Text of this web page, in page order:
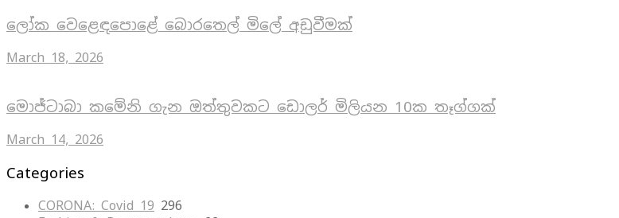
ලෝක වෙළෙඳපොළේ බොරතෙල් මිලේ අඩුවීමක්
March 18, 2026
මොජ්ටාබා කමේනි ගැන ඔත්තුවකට ඩොලර් මිලියන 10ක තෑග්ගක්
March 14, 2026
Categories
CORONA: Covid 19 296